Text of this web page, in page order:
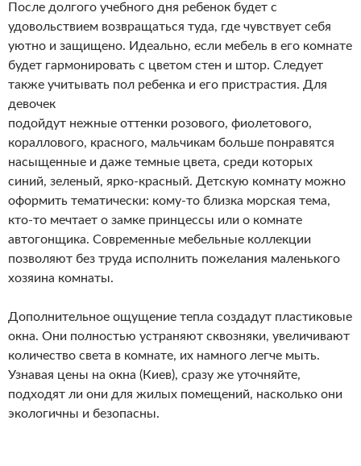
После долгого учебного дня ребенок будет с
удовольствием возвращаться туда, где чувствует себя
уютно и защищено. Идеально, если мебель в его комнате
будет гармонировать с цветом стен и штор. Следует
также учитывать пол ребенка и его пристрастия. Для
девочек
подойдут нежные оттенки розового, фиолетового,
кораллового, красного, мальчикам больше понравятся
насыщенные и даже темные цвета, среди которых
синий, зеленый, ярко-красный. Детскую комнату можно
оформить тематически: кому-то близка морская тема,
кто-то мечтает о замке принцессы или о комнате
автогонщика. Современные мебельные коллекции
позволяют без труда исполнить пожелания маленького
хозяина комнаты.
Дополнительное ощущение тепла создадут пластиковые
окна. Они полностью устраняют сквозняки, увеличивают
количество света в комнате, их намного легче мыть.
Узнавая цены на окна (Киев), сразу же уточняйте,
подходят ли они для жилых помещений, насколько они
экологичны и безопасны.